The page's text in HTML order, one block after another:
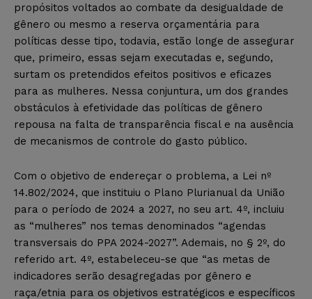
propósitos voltados ao combate da desigualdade de
gênero ou mesmo a reserva orçamentária para
políticas desse tipo, todavia, estão longe de assegurar
que, primeiro, essas sejam executadas e, segundo,
surtam os pretendidos efeitos positivos e eficazes
para as mulheres. Nessa conjuntura, um dos grandes
obstáculos à efetividade das políticas de gênero
repousa na falta de transparência fiscal e na ausência
de mecanismos de controle do gasto público.
Com o objetivo de endereçar o problema, a Lei nº
14.802/2024, que instituiu o Plano Plurianual da União
para o período de 2024 a 2027, no seu art. 4º, incluiu
as “mulheres” nos temas denominados “agendas
transversais do PPA 2024-2027”. Ademais, no § 2º, do
referido art. 4º, estabeleceu-se que “as metas de
indicadores serão desagregadas por gênero e
raça/etnia para os objetivos estratégicos e específicos